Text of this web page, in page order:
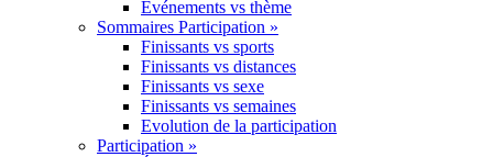
Événements vs thème
Sommaires Participation »
Finissants vs sports
Finissants vs distances
Finissants vs sexe
Finissants vs semaines
Evolution de la participation
Participation »